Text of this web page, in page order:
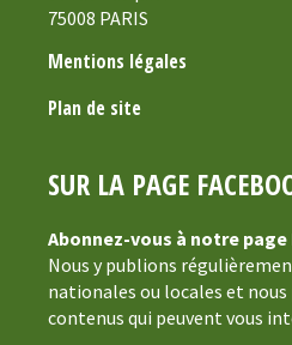
75008 PARIS
Mentions légales
Plan de site
SUR LA PAGE
Abonnez-vous à notre page
Nous y publions
nationales ou locales et
contenus qui peuvent vous